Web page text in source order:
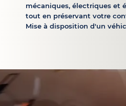
mécaniques, électriques et
tout en préservant votre
Mise à disposition d'un